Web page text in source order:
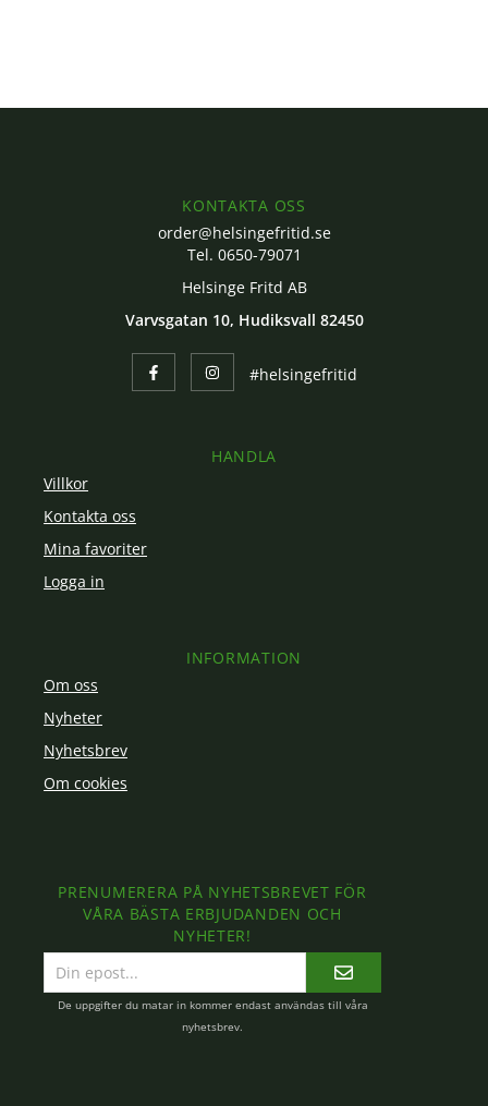
KONTAKTA OSS
order@helsingefritid.se
Tel. 0650-79071
Helsinge Fritd AB
Varvsgatan 10, Hudiksvall 82450
#helsingefritid
HANDLA
Villkor
Kontakta oss
Mina favoriter
Logga in
INFORMATION
Om oss
Nyheter
Nyhetsbrev
Om cookies
PRENUMERERA PÅ NYHETSBREVET FÖR
VÅRA BÄSTA ERBJUDANDEN OCH
NYHETER!
postadress
De uppgifter du matar in kommer endast användas till våra
nyhetsbrev.